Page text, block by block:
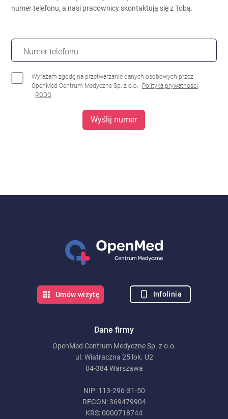
numer telefonu, a nasi pracownicy skontaktują się z Tobą.
Numer telefonu
Wyrażam zgodę na przetwarzanie danych osobowych przez
OpenMed Centrum Medyczne Sp. z o.o.
Polityka prywatności
RODO
Wyślij numer
Dane firmy
OpenMed Centrum Medyczne Sp. z o.o.
ul. Wiatraczna 25 lok. U2
04-384 Warszawa
NIP: 113-296-31-50
REGON: 369479904
KRS: 0000718744
Umów wizytę Infolinia